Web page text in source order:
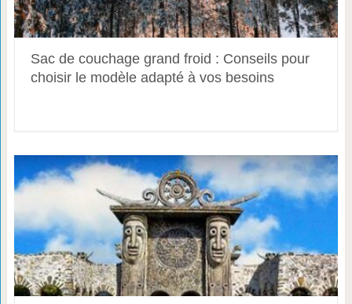
Sac de couchage grand froid : Conseils pour
choisir le modèle adapté à vos besoins